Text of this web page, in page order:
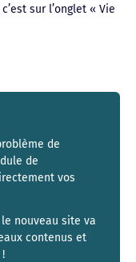
sur l’onglet « Vie
de
de
vos
nouveau site va
contenus et